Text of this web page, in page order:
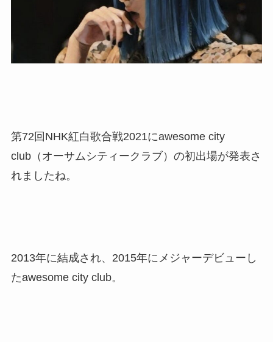
第72回NHK紅白歌合戦2021にawesome city
club（オーサムシティークラブ）の初出場が発表さ
れましたね。
2013年に結成され、2015年にメジャーデビューし
たawesome city club。